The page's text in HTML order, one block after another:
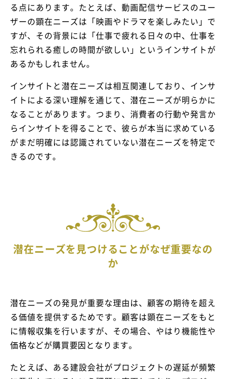
る点にあります。たとえば、動画配信サービスのユー
ザーの顕在ニーズは「映画やドラマを楽しみたい」で
すが、その背景には「仕事で疲れる日々の中、仕事を
忘れられる癒しの時間が欲しい」というインサイトが
あるかもしれません。
インサイトと潜在ニーズは相互関連しており、インサ
イトによる深い理解を通じて、潜在ニーズが明らかに
なることがあります。つまり、消費者の行動や発言か
らインサイトを得ることで、彼らが本当に求めている
がまだ明確には認識されていない潜在ニーズを特定で
きるのです。
潜在ニーズを見つけることがなぜ重要なの
か
潜在ニーズの発見が重要な理由は、顧客の期待を超え
る価値を提供するためです。顧客は顕在ニーズをもと
に情報収集を行いますが、その場合、やはり機能性や
価格などが購買要因となります。
たとえば、ある建設会社がプロジェクトの遅延が頻繁